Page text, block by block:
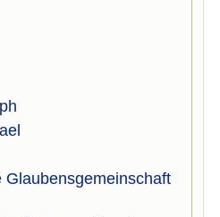
Glaubensgemeinschaft